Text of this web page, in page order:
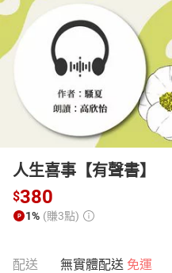
日本購物 電子/紙本書
HOT
人生喜事【有聲書】
$380
1% (賺3點)
配送 無實體配送 免運